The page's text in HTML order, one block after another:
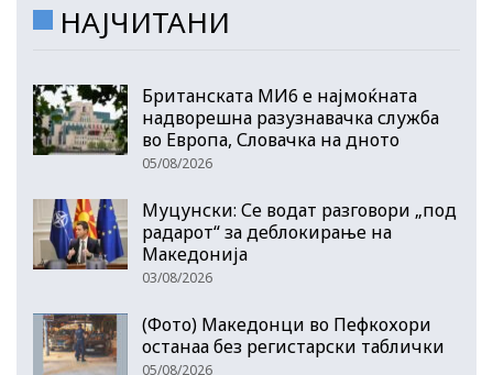
НАЈЧИТАНИ
Британската МИ6 е најмоќната
надворешна разузнавачка служба
во Европа, Словачка на дното
05/08/2026
Муцунски: Се водат разговори „под
радарот“ за деблокирање на
Македонија
03/08/2026
(Фото) Македонци во Пефкохори
останаа без регистарски таблички
05/08/2026